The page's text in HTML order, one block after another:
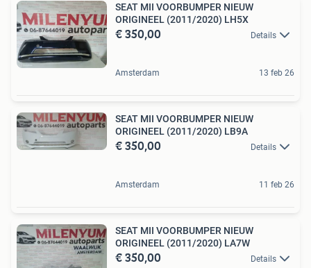
SEAT MII VOORBUMPER NIEUW
ORIGINEEL (2011/2020) LH5X
€ 350,00 Details
Amsterdam 13 feb 26
SEAT MII VOORBUMPER NIEUW
ORIGINEEL (2011/2020) LB9A
€ 350,00 Details
Amsterdam 11 feb 26
SEAT MII VOORBUMPER NIEUW
ORIGINEEL (2011/2020) LA7W
€ 350,00 Details